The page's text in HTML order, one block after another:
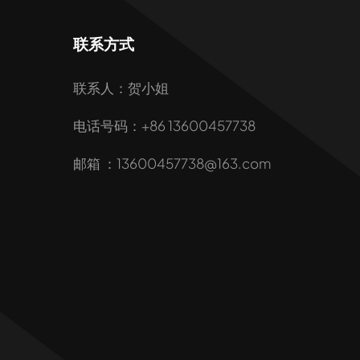
联系方式
联系人：贺小姐
电话号码：+86 13600457738
邮箱 ：13600457738@163.com